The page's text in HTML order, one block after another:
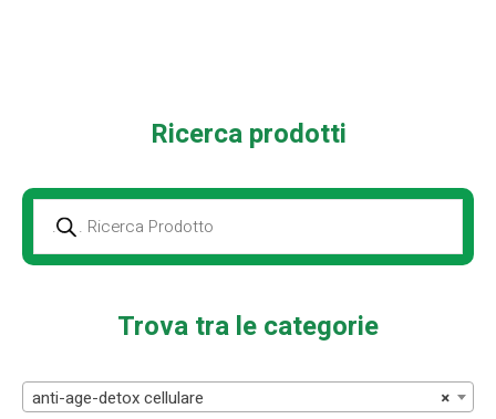
Ricerca prodotti
Prodotti
della
ricerca
Trova tra le categorie
×
anti-age-detox cellulare